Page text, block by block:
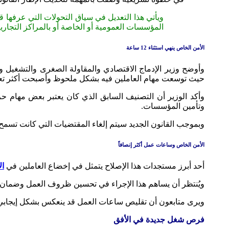
ويأتي هذا التعديل في سياق التحولات التي
المؤسسات العمومية أو الخاصة أو بالمراكز
الأمن الخاص ينهي استثناء 12 ساعة
وأوضح وزير الإدماج الاقتصادي والمقاولة الصغرى
حيث توسعت مهام العاملين فيه بشكل ملحوظ وأصبحت أكثر
وأكد الوزير أن التصنيف السابق الذي كان يعتبر بعض مهام
وتأمين المؤسسات.
وبموجب القانون الجديد سيتم إلغاء المقتضيات التي كانت تسمح ببلوغ ساعات العمل 12 ساعة يومياً، وهو ما شكل لسنوات موضوع انتقادات من
الأمن الخاص وساعات عمل أكثر إنصافاً
أحد أبرز مستجدات هذا الإصلاح يتمثل في إخضاع العاملين في
ويُنتظر أن يساهم هذا الإجراء في تحسين ظروف العمل وضمان
ويرى متابعون أن تقليص ساعات العمل قد ينعكس بشكل
فرص شغل جديدة في الأفق